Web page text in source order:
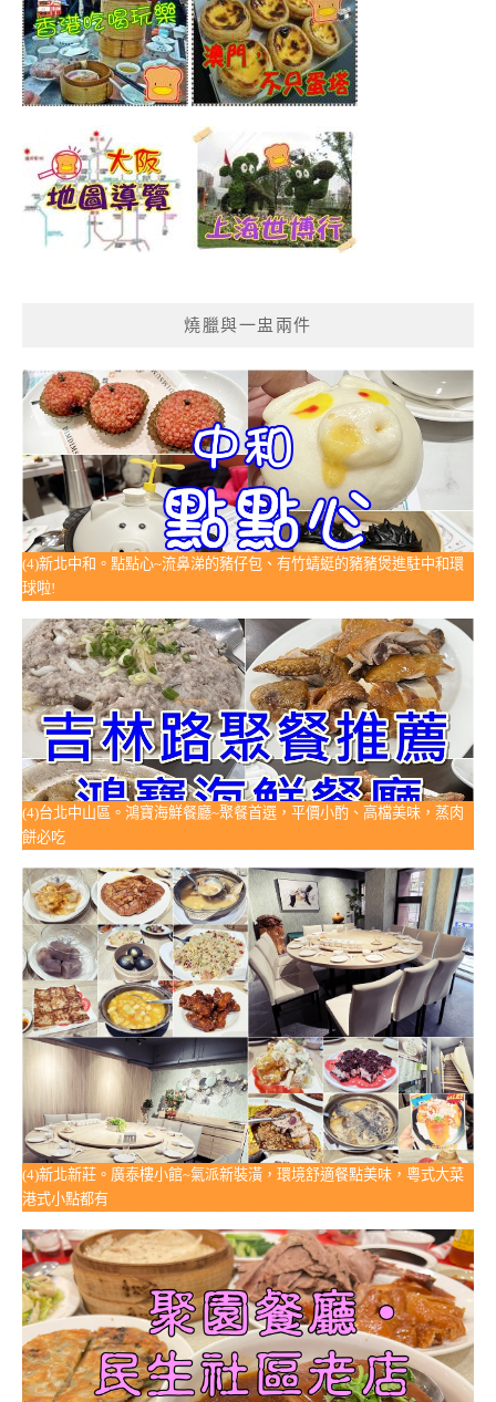
燒臘與一盅兩件
(4)新北中和。點點心~流鼻涕的豬仔包、有竹蜻蜓的豬豬煲進駐中和環
球啦!
(4)台北中山區。鴻寶海鮮餐廳~聚餐首選，平價小酌、高檔美味，蒸肉
餅必吃
(4)新北新莊。廣泰樓小館~氣派新裝潢，環境舒適餐點美味，粵式大菜
港式小點都有